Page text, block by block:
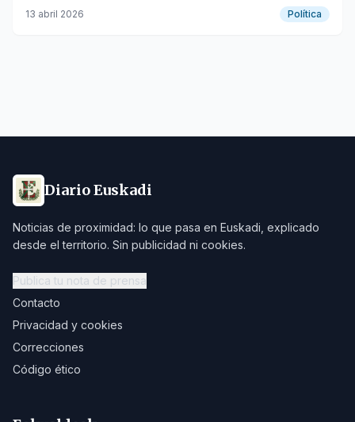
municipales de 2027, concluyendo su etapa al frente del
13 abril 2026 Política
Diario Euskadi
Noticias de proximidad: lo que pasa en Euskadi, explicado
desde el territorio. Sin publicidad ni cookies.
Publica tu nota de prensa
Contacto
Privacidad y cookies
Correcciones
Código ético